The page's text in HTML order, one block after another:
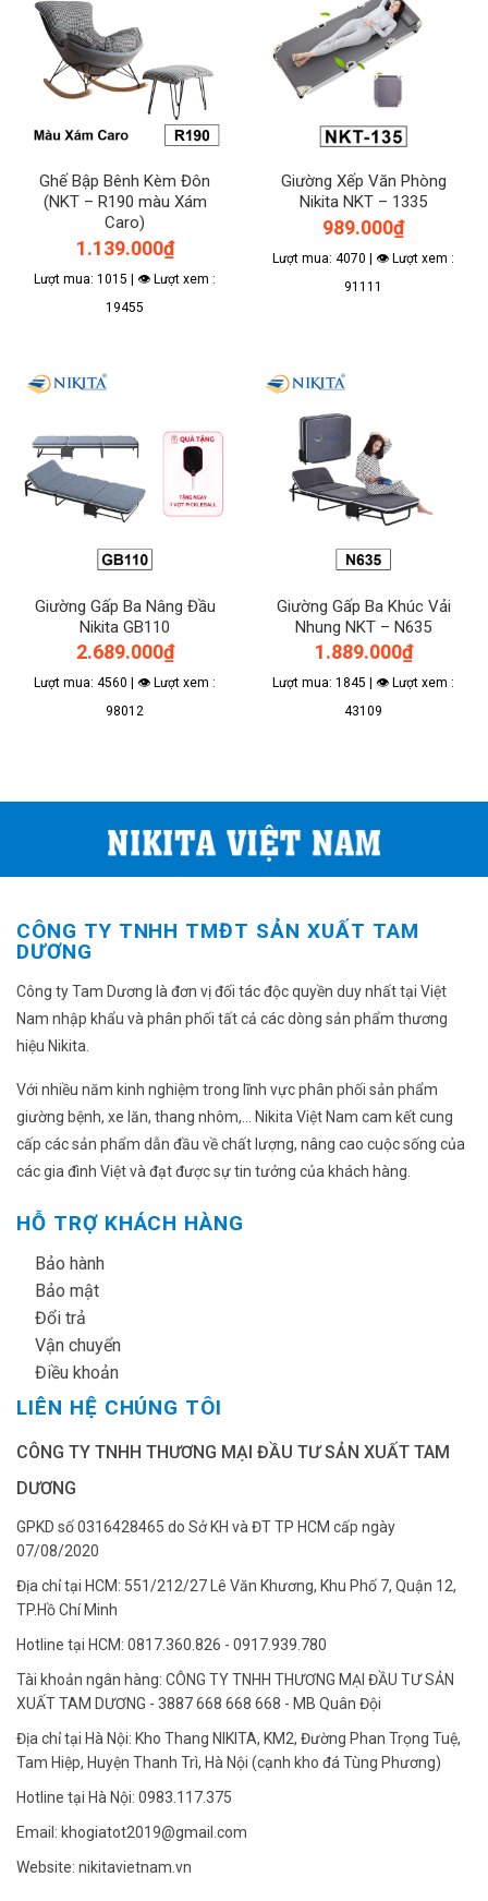
Ghế Bập Bênh Kèm Đôn
(NKT – R190 màu Xám
Caro)
1.139.000₫
Lượt mua: 1015 | 👁 Lượt xem :
19455
Giường Xếp Văn Phòng
Nikita NKT – 1335
989.000₫
Lượt mua: 4070 | 👁 Lượt xem :
91111
Giường Gấp Ba Nâng Đầu
Nikita GB110
2.689.000₫
Lượt mua: 4560 | 👁 Lượt xem :
98012
Giường Gấp Ba Khúc Vải
Nhung NKT – N635
1.889.000₫
Lượt mua: 1845 | 👁 Lượt xem :
43109
CÔNG TY TNHH TMĐT SẢN XUẤT TAM
DƯƠNG
Công ty Tam Dương là đơn vị đối tác độc quyền duy nhất tại Việt
Nam nhập khẩu và phân phối tất cả các dòng sản phẩm thương
hiệu Nikita.
Với nhiều năm kinh nghiệm trong lĩnh vực phân phối sản phẩm
giường bệnh, xe lăn, thang nhôm,... Nikita Việt Nam cam kết cung
cấp các sản phẩm dẫn đầu về chất lượng, nâng cao cuộc sống của
các gia đình Việt và đạt được sự tin tưởng của khách hàng.
HỖ TRỢ KHÁCH HÀNG
Bảo hành
Bảo mật
Đổi trả
Vận chuyển
Điều khoản
LIÊN HỆ CHÚNG TÔI
CÔNG TY TNHH THƯƠNG MẠI ĐẦU TƯ SẢN XUẤT TAM
DƯƠNG
GPKD số 0316428465 do Sở KH và ĐT TP HCM cấp ngày
07/08/2020
Địa chỉ tại HCM: 551/212/27 Lê Văn Khương, Khu Phố 7, Quận 12,
TP.Hồ Chí Minh
Hotline tại HCM: 0817.360.826 - 0917.939.780
Tài khoản ngân hàng: CÔNG TY TNHH THƯƠNG MẠI ĐẦU TƯ SẢN
XUẤT TAM DƯƠNG - 3887 668 668 668 - MB Quân Đội
Địa chỉ tại Hà Nội: Kho Thang NIKITA, KM2, Đường Phan Trọng Tuệ,
Tam Hiệp, Huyện Thanh Trì, Hà Nội (cạnh kho đá Tùng Phương)
Hotline tại Hà Nội: 0983.117.375
Email: khogiatot2019@gmail.com
Website: nikitavietnam.vn